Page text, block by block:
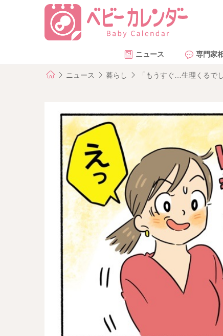
ニュース 専門家
ニュース 暮らし 「もうすぐ…生理くるで